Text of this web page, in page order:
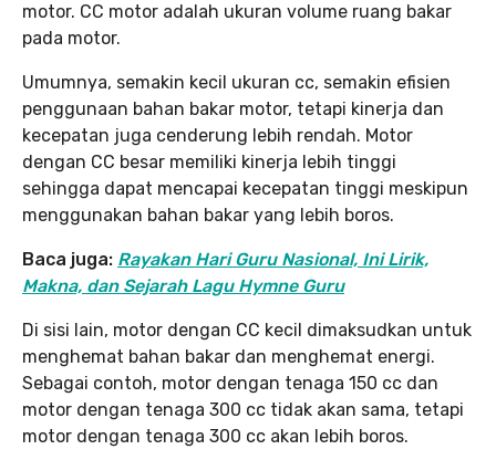
motor. CC motor adalah ukuran volume ruang bakar
pada motor.
Umumnya, semakin kecil ukuran cc, semakin efisien
penggunaan bahan bakar motor, tetapi kinerja dan
kecepatan juga cenderung lebih rendah. Motor
dengan CC besar memiliki kinerja lebih tinggi
sehingga dapat mencapai kecepatan tinggi meskipun
menggunakan bahan bakar yang lebih boros.
Baca juga: Rayakan Hari Guru Nasional, Ini Lirik,
Makna, dan Sejarah Lagu Hymne Guru
Di sisi lain, motor dengan CC kecil dimaksudkan untuk
menghemat bahan bakar dan menghemat energi.
Sebagai contoh, motor dengan tenaga 150 cc dan
motor dengan tenaga 300 cc tidak akan sama, tetapi
motor dengan tenaga 300 cc akan lebih boros.